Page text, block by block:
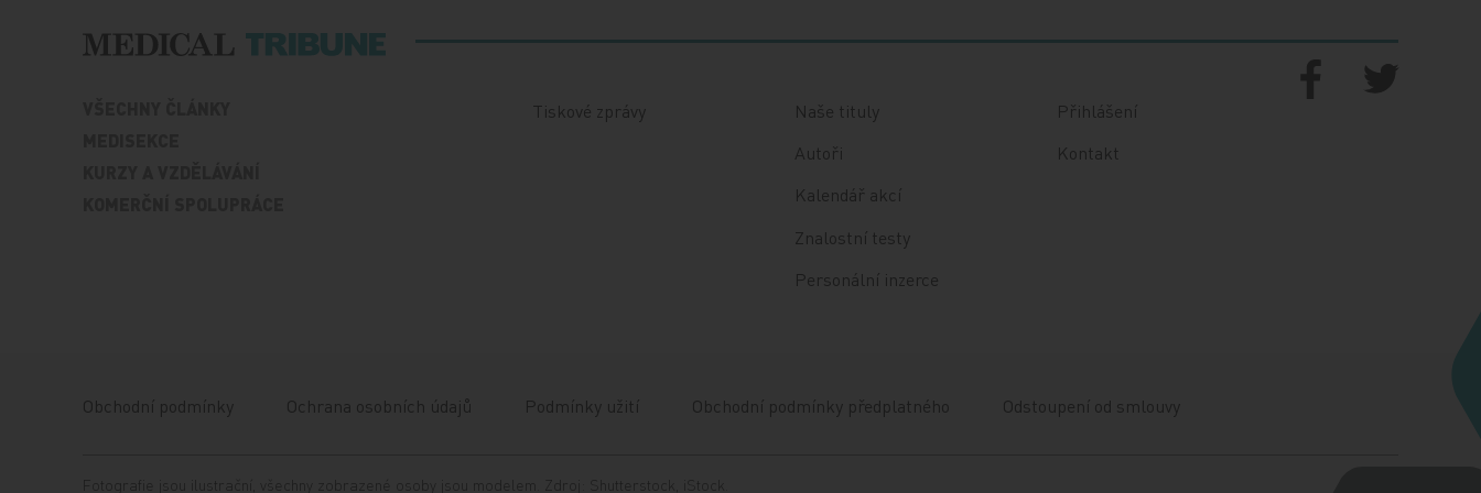
Tiskové zprávy
Naše tituly
Autoři
Kalendář akcí
Znalostní testy
Personální inzerce
Přihlášení
Kontakt
Obchodní podmínky Ochrana osobních údajů Podmínky užití Obchodní podmínky předplatného Odstoupení od smlouvy
Fotografie jsou ilustrační, všechny zobrazené osoby jsou modelem. Zdroj: Shutterstock, iStock.